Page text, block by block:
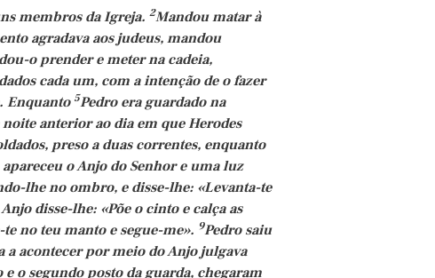
membros da Igreja. 2Mandou matar à
agradava aos judeus, mandou
o prender e meter na cadeia,
cada um, com a intenção de o fazer
Enquanto 5Pedro era guardado na
noite anterior ao dia em que Herodes
preso a duas correntes, enquanto
o Anjo do Senhor e uma luz
lhe no ombro, e disse-lhe: «Levanta-te
disse-lhe: «Põe o cinto e calça as
no teu manto e segue-me». 9Pedro saiu
a acontecer por meio do Anjo julgava
o segundo posto da guarda, chegaram